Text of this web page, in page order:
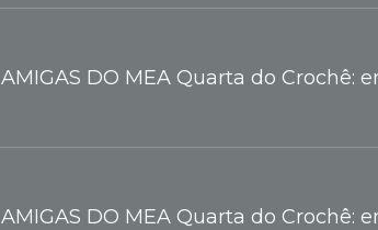
AMIGAS DO MEA Quarta do Crochê:
AMIGAS DO MEA Quarta do Crochê: